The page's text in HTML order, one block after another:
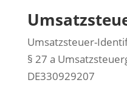
Umsatzsteuer-
§ 27 a
DE330929207